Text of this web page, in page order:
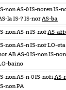
non AS-0 IS-noren IS-
la IS-? IS-norAS-ba
non AS-n IS-norAS-
non AS-n IS-nor LO-
AB AS-0IS-non IS-non
baino
non AS-n-0 IS-noriAS-
non PA